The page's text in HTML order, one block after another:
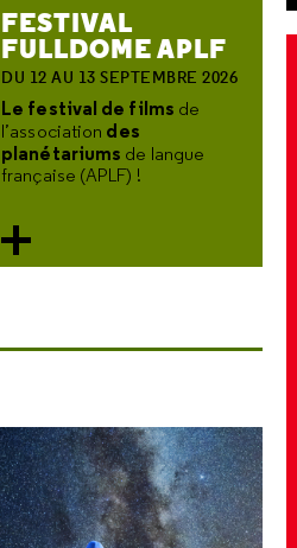
FESTIVAL
FULLDOME APLF
DU 12 AU 13 SEPTEMBRE 2026
Le festival de films de
l’association des
planétariums de langue
française (APLF) !